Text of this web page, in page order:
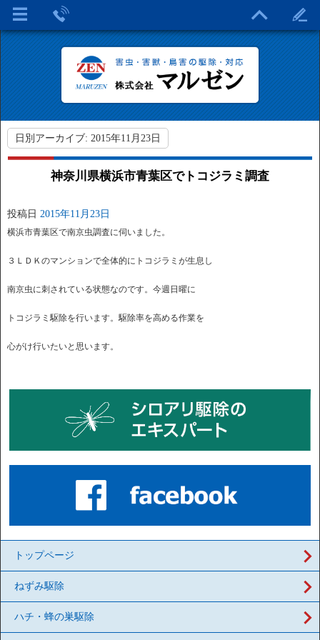
日別アーカイブ: 2015年11月23日
神奈川県横浜市青葉区でトコジラミ調査
投稿日 2015年11月23日
横浜市青葉区で南京虫調査に伺いました。
３ＬＤＫのマンションで全体的にトコジラミが生息し
南京虫に刺されている状態なのです。今週日曜に
トコジラミ駆除を行います。駆除率を高める作業を
心がけ行いたいと思います。
トップページ
ねずみ駆除
ハチ・蜂の巣駆除